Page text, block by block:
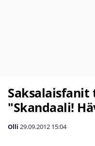
"Skandaali!
Olli 29.09.2012 15:04